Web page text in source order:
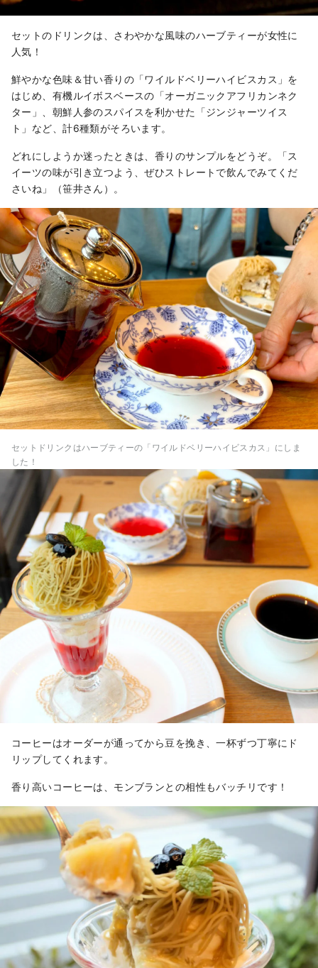
セットのドリンクは、さわやかな風味のハーブティーが女性に
人気！
鮮やかな色味＆甘い香りの「ワイルドベリーハイビスカス」を
はじめ、有機ルイボスベースの「オーガニックアフリカンネク
ター」、朝鮮人参のスパイスを利かせた「ジンジャーツイス
ト」など、計6種類がそろいます。
どれにしようか迷ったときは、香りのサンプルをどうぞ。「ス
イーツの味が引き立つよう、ぜひストレートで飲んでみてくだ
さいね」（笹井さん）。
セットドリンクはハーブティーの「ワイルドベリーハイビスカス」にしま
した！
コーヒーはオーダーが通ってから豆を挽き、一杯ずつ丁寧にド
リップしてくれます。
香り高いコーヒーは、モンブランとの相性もバッチリです！